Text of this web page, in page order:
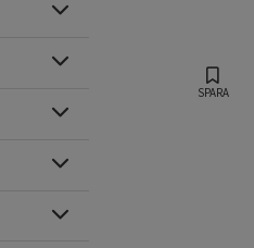
Expandera
SPARA